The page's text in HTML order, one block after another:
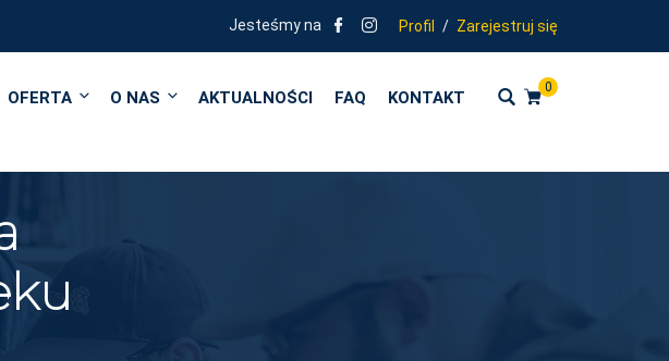
KURSY I SZKOLENIA ZGODNE Z KIERUNKAMI POLITYKI OŚWIATOWEJ PAŃSTWA -
Jesteśmy na Profil / Zarejestruj się
0
OFERTA O NAS AKTUALNOŚCI FAQ KONTAKT